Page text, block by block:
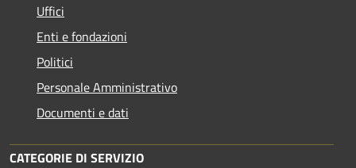
Uffici
Enti e fondazioni
Politici
Personale Amministrativo
Documenti e dati
CATEGORIE DI SERVIZIO